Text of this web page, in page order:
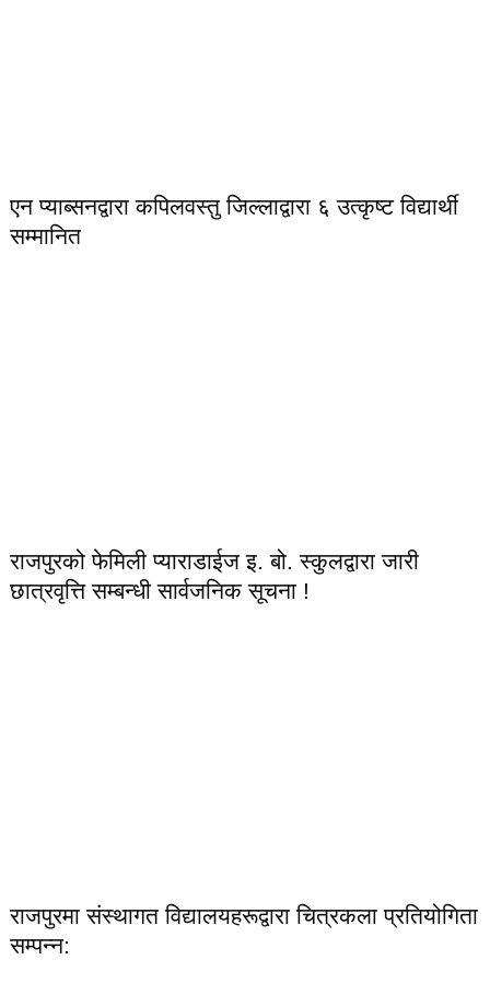
एन प्याब्सनद्वारा कपिलवस्तु जिल्लाद्वारा ६ उत्कृष्ट विद्यार्थी
सम्मानित
राजपुरको फेमिली प्याराडाईज इ. बो. स्कुलद्वारा जारी
छात्रवृत्ति सम्बन्धी सार्वजनिक सूचना !
राजपुरमा संस्थागत विद्यालयहरूद्वारा चित्रकला प्रतियोगिता
सम्पन्न: